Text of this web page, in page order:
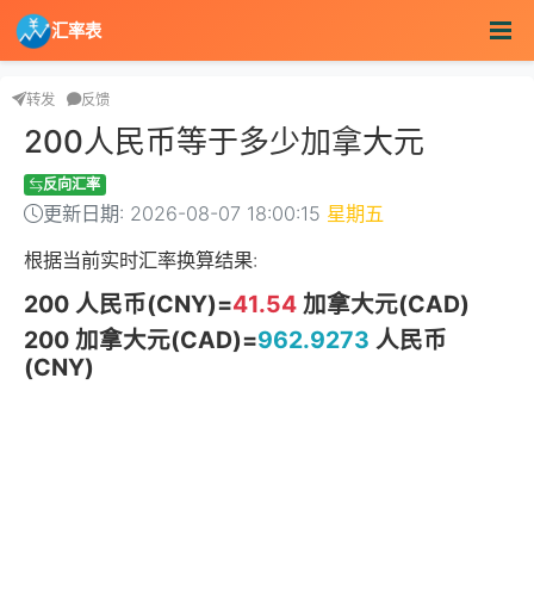
汇率表
转发 反馈
200人民币等于多少加拿大元
反向汇率
更新日期: 2026-08-07 18:00:15 星期五
根据当前实时汇率换算结果:
200 人民币(CNY)=41.54加拿大元(CAD)
200 加拿大元(CAD)=962.9273 人民币
(CNY)